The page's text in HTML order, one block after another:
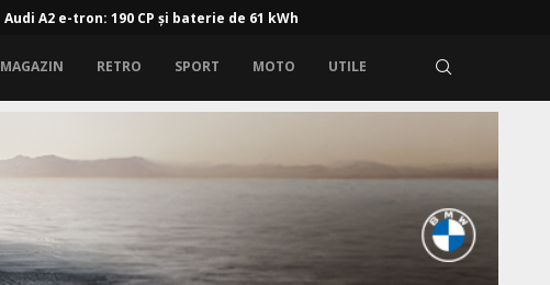
Audi A2 e-tron: 190 CP și baterie de 61 kWh
MAGAZIN RETRO SPORT MOTO UTILE